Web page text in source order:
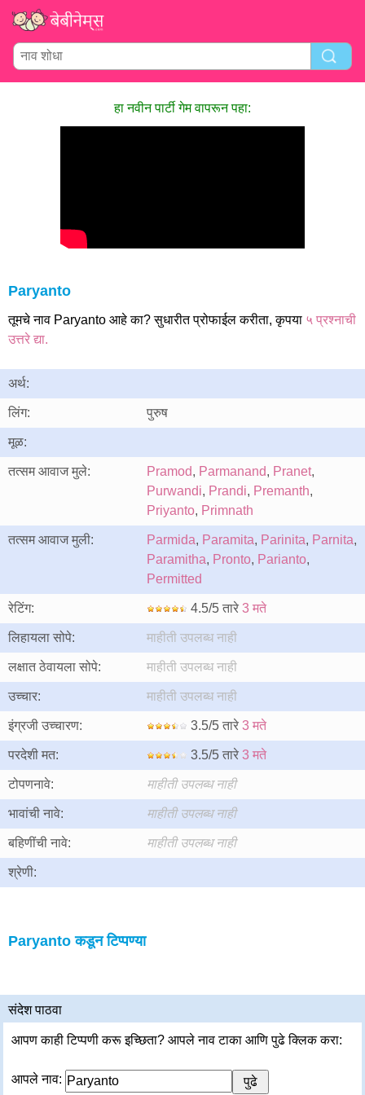
हा नवीन पार्टी गेम वापरून पहा:
Paryanto
तूमचे नाव Paryanto आहे का? सुधारीत प्रोफाईल करीता, कृपया ५ प्रश्नाची
उत्तरे द्या.
अर्थ:
लिंग: पुरुष
मूळ:
तत्सम आवाज मुले: Pramod, Parmanand, Pranet,
Purwandi, Prandi, Premanth,
Priyanto, Primnath
तत्सम आवाज मुली: Parmida, Paramita, Parinita, Parnita,
Paramitha, Pronto, Parianto,
Permitted
रेटिंग: 4.5/5 तारे 3 मते
लिहायला सोपे: माहीती उपलब्ध नाही
लक्षात ठेवायला सोपे: माहीती उपलब्ध नाही
उच्चार: माहीती उपलब्ध नाही
इंग्रजी उच्चारण: 3.5/5 तारे 3 मते
परदेशी मत: 3.5/5 तारे 3 मते
टोपणनावे: माहीती उपलब्ध नाही
भावांची नावे: माहीती उपलब्ध नाही
बहिणींची नावे: माहीती उपलब्ध नाही
श्रेणी:
Paryanto कडून टिप्पण्या
संदेश पाठवा
आपण काही टिप्पणी करू इच्छिता? आपले नाव टाका आणि पुढे क्लिक करा:
आपले नाव: